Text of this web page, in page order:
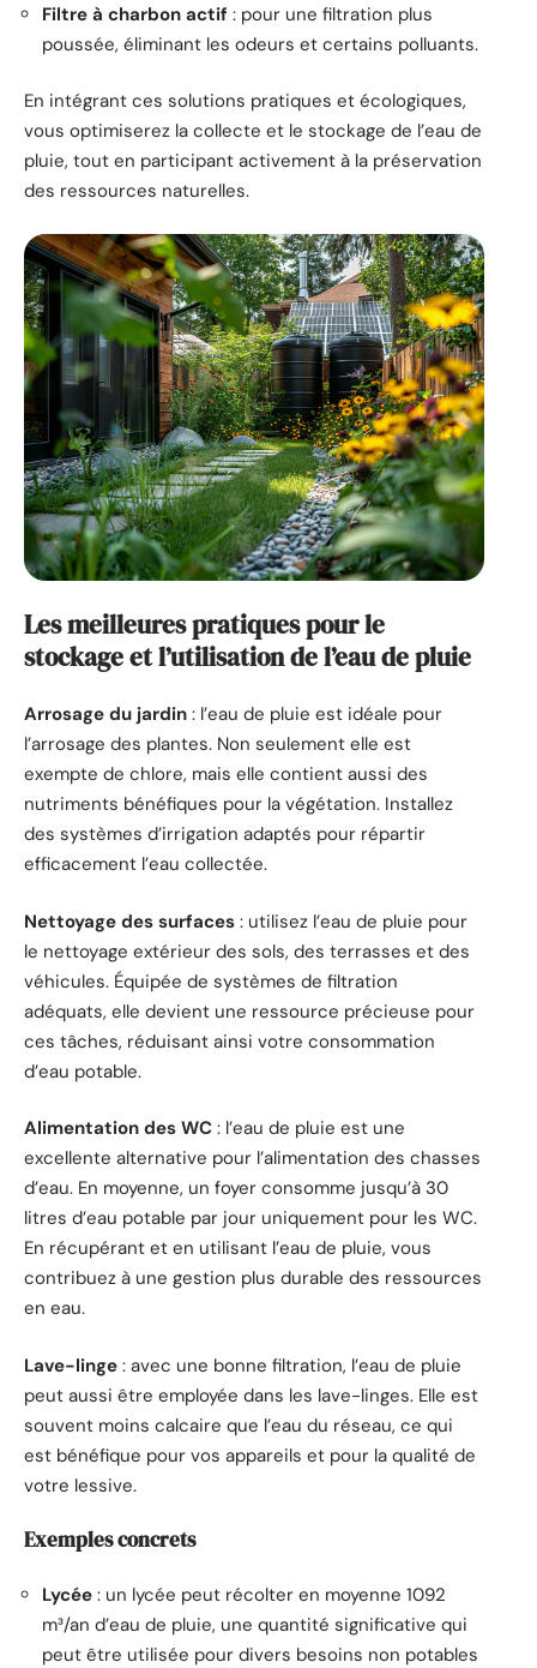
Filtre à charbon actif : pour une filtration plus
poussée, éliminant les odeurs et certains polluants.
En intégrant ces solutions pratiques et écologiques,
vous optimiserez la collecte et le stockage de l’eau de
pluie, tout en participant activement à la préservation
des ressources naturelles.
Les meilleures pratiques pour le
stockage et l’utilisation de l’eau de pluie
Arrosage du jardin : l’eau de pluie est idéale pour
l’arrosage des plantes. Non seulement elle est
exempte de chlore, mais elle contient aussi des
nutriments bénéfiques pour la végétation. Installez
des systèmes d’irrigation adaptés pour répartir
efficacement l’eau collectée.
Nettoyage des surfaces : utilisez l’eau de pluie pour
le nettoyage extérieur des sols, des terrasses et des
véhicules. Équipée de systèmes de filtration
adéquats, elle devient une ressource précieuse pour
ces tâches, réduisant ainsi votre consommation
d’eau potable.
Alimentation des WC : l’eau de pluie est une
excellente alternative pour l’alimentation des chasses
d’eau. En moyenne, un foyer consomme jusqu’à 30
litres d’eau potable par jour uniquement pour les WC.
En récupérant et en utilisant l’eau de pluie, vous
contribuez à une gestion plus durable des ressources
en eau.
Lave-linge : avec une bonne filtration, l’eau de pluie
peut aussi être employée dans les lave-linges. Elle est
souvent moins calcaire que l’eau du réseau, ce qui
est bénéfique pour vos appareils et pour la qualité de
votre lessive.
Exemples concrets
Lycée : un lycée peut récolter en moyenne 1092
m³/an d’eau de pluie, une quantité significative qui
peut être utilisée pour divers besoins non potables